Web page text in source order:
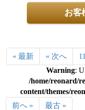
お客
« 最新 « 次へ
Warning:
/home/reonard/
content/themes/
前へ »
最古 »